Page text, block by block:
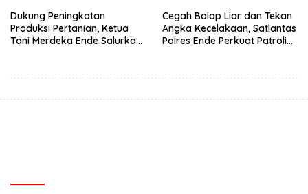
Dukung Peningkatan
Produksi Pertanian, Ketua
Tani Merdeka Ende Salurkan
Cegah Balap Liar dan Tekan
Angka Kecelakaan, Satlantas
Polres Ende Perkuat Patroli